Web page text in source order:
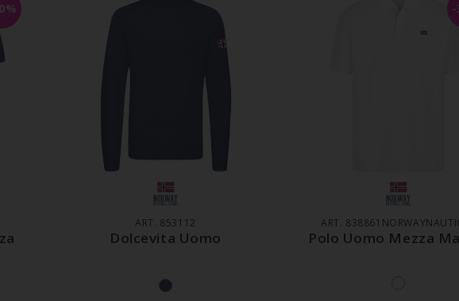
AGGIUNGI AL CARRELLO
ART. 853112
Dolcevita Uomo
AGGIUNGI AL
ART.
Polo Uomo Mezza